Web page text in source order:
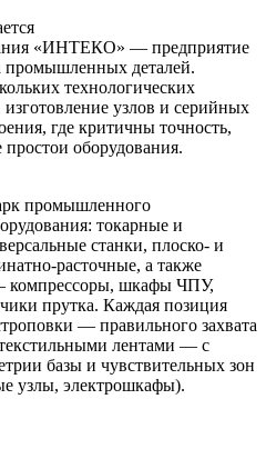
«ИНТЕКО» — предприятие
промышленных деталей.
технологических
узлов и серийных
где критичны точность,
оборудования.
промышленного
токарные и
станки, плоско‑ и
а также
компрессоры, шкафы ЧПУ,
прутка. Каждая позиция
— правильного захвата
лентами — с
базы и чувствительных зон
узлы, электрошкафы).